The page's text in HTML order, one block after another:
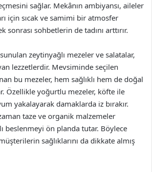
sağlar. Mekânın ambiyansı, aileler
için sıcak ve samimi bir atmosfer
sonrası sohbetlerin de tadını arttırır.
zeytinyağlı mezeler ve salatalar,
lezzetlerdir. Mevsiminde seçilen
bu mezeler, hem sağlıklı hem de doğal
Özellikle yoğurtlu mezeler, köfte ile
yakalayarak damaklarda iz bırakır.
taze ve organik malzemeler
beslenmeyi ön planda tutar. Böylece
sağlıklarını da dikkate almış